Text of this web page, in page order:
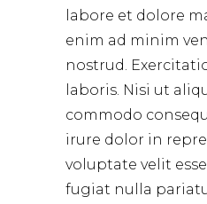
labore et dolore
enim ad minim
nostrud.
laboris. Nisi ut
commodo
irure dolor in
voluptate velit
fugiat nulla